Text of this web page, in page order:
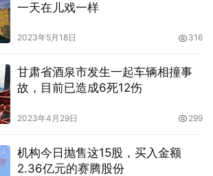
一天在儿戏一样
2023年5月18日 316
甘肃省酒泉市发生一起车辆相撞事
故，目前已造成6死12伤
2023年4月29日 299
机构今日抛售这15股，买入金额
2.36亿元的赛腾股份